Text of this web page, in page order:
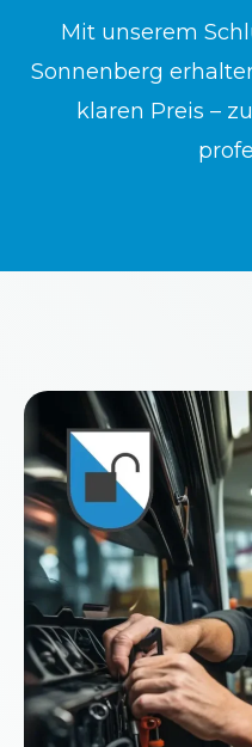
Mit unserem
Sonnenberg
klaren Preis –